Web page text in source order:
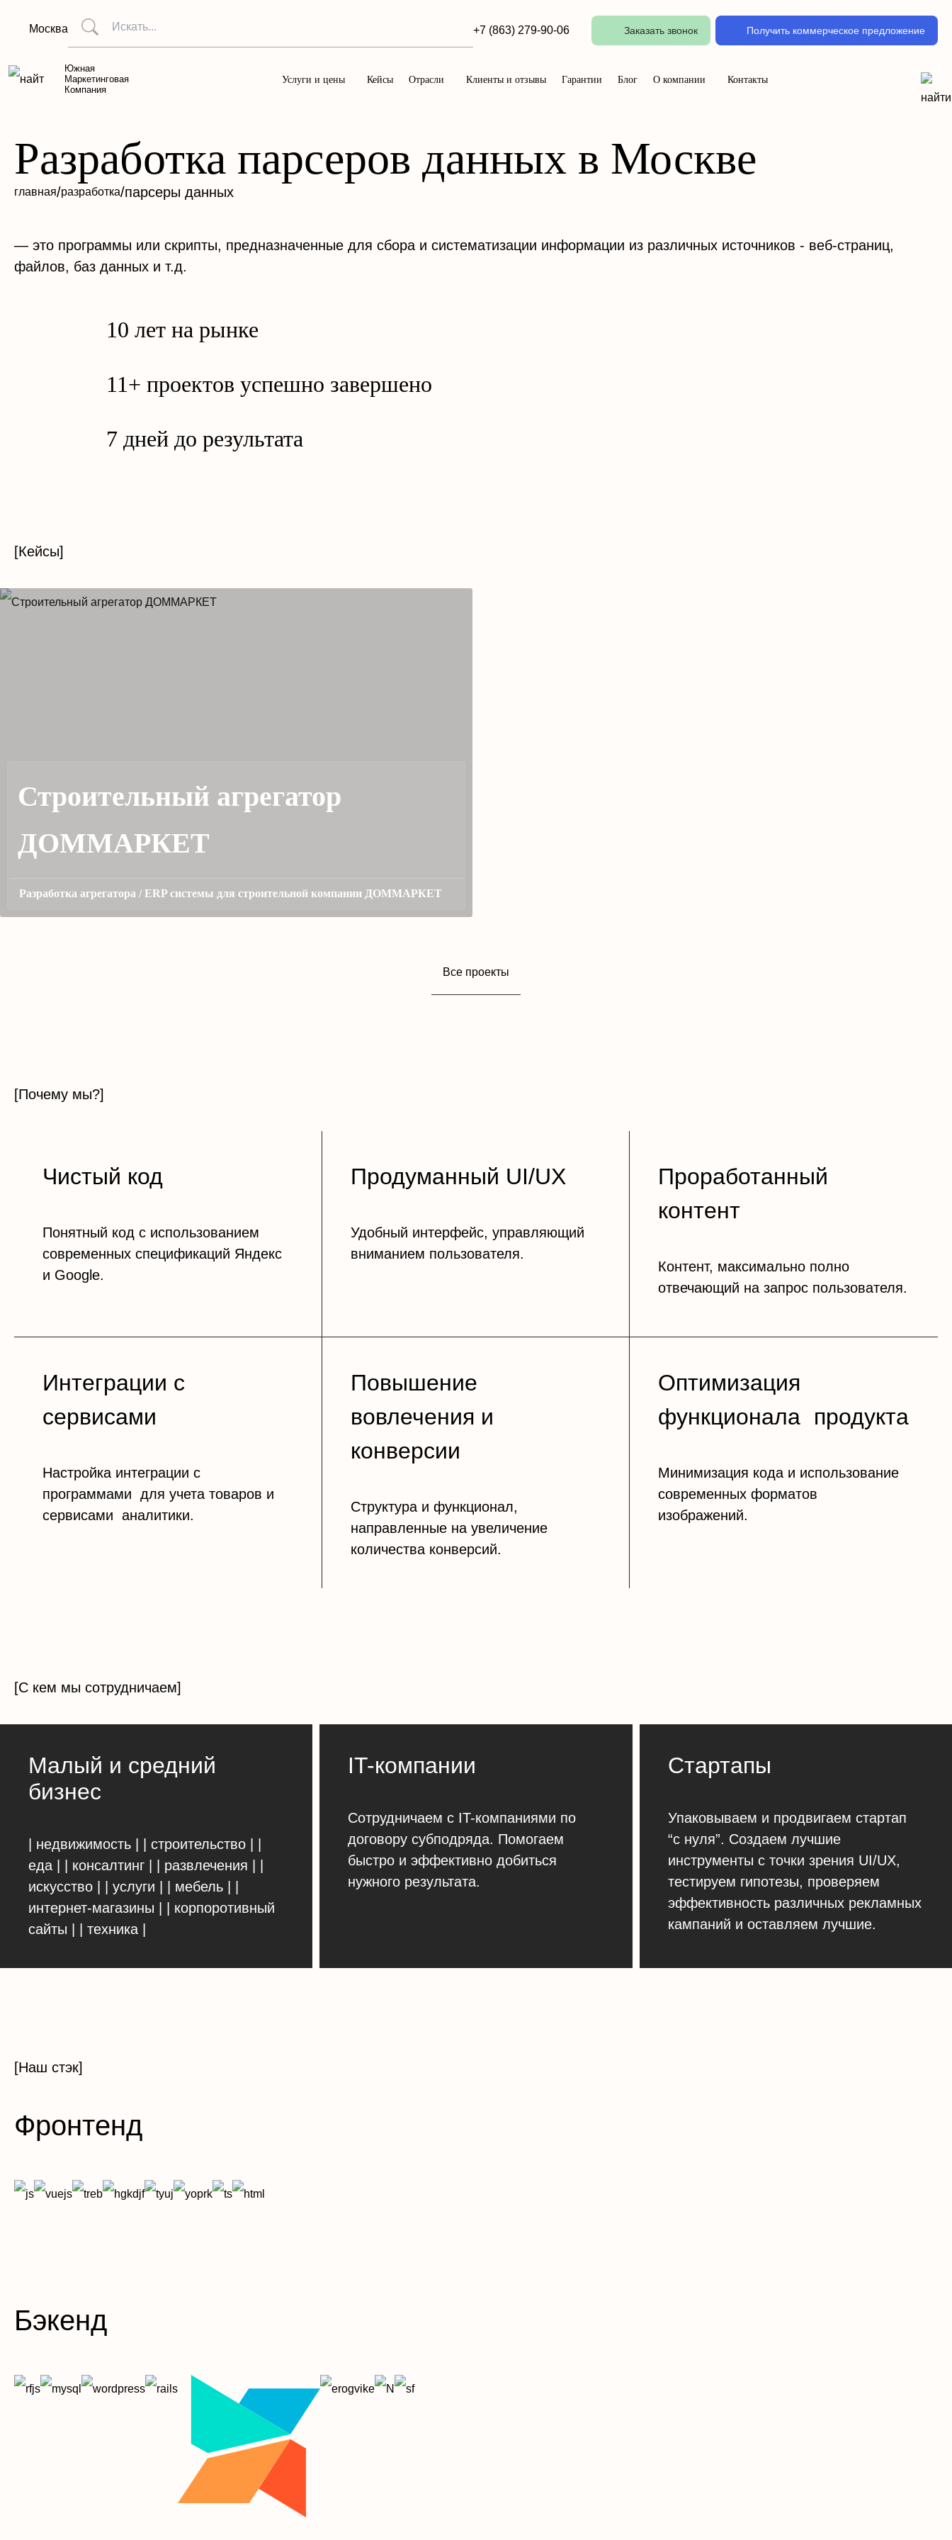
Москва +7 (863) 279-90-06 Заказать звонок Получить коммерческое предложение
Южная
Маркетинговая
Компания
Услуги и цены Кейсы Отрасли Клиенты и отзывы Гарантии Блог О компании Контакты
Разработка парсеров данных в Москве
главная/разработка/парсеры данных
— это программы или скрипты, предназначенные для сбора и систематизации информации из различных источников - веб-страниц,
файлов, баз данных и т.д.
10 лет на рынке
11+ проектов успешно завершено
7 дней до результата
[Кейсы]
Строительный агрегатор
ДОММАРКЕТ
Разработка агрегатора / ERP системы для строительной компании ДОММАРКЕТ
Все проекты
[Почему мы?]
Чистый код
Понятный код с использованием
современных спецификаций Яндекс
и Google.
Продуманный UI/UX
Удобный интерфейс, управляющий
вниманием пользователя.
Проработанный
контент
Контент, максимально полно
отвечающий на запрос пользователя.
Интеграции с
сервисами
Настройка интеграции с
программами для учета товаров и
сервисами аналитики.
Повышение
вовлечения и
конверсии
Структура и функционал,
направленные на увеличение
количества конверсий.
Оптимизация
функционала продукта
Минимизация кода и использование
современных форматов
изображений.
[С кем мы сотрудничаем]
Малый и средний
бизнес
| недвижимость | | строительство | |
еда | | консалтинг | | развлечения | |
искусство | | услуги | | мебель | |
интернет-магазины | | корпоротивный
сайты | | техника |
IT-компании
Сотрудничаем с IT-компаниями по
договору субподряда. Помогаем
быстро и эффективно добиться
нужного результата.
Стартапы
Упаковываем и продвигаем стартап
“с нуля”. Создаем лучшие
инструменты с точки зрения UI/UX,
тестируем гипотезы, проверяем
эффективность различных рекламных
кампаний и оставляем лучшие.
[Наш стэк]
Фронтенд
Бэкенд